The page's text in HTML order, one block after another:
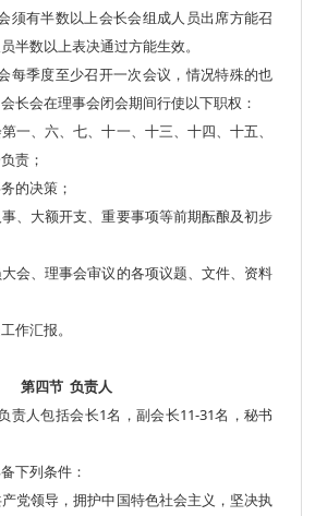
须有半数以上会长会组成人员出席方能召
半数以上表决通过方能生效。
每季度至少召开一次会议，情况特殊的也
长会在理事会闭会期间行使以下职权：
一、六、七、十一、十三、十四、十五、
责；
的决策；
事、大额开支、重要事项等前期酝酿及初步
大会、理事会审议的各项议题、文件、资料
作汇报。
第四节 负责人
责人包括会长1名，副会长11-31名，秘书
下列条件：
产党领导，拥护中国特色社会主义，坚决执